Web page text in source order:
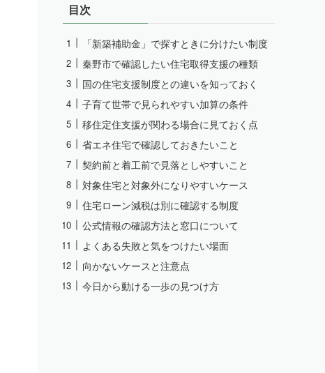
目次
「新築補助金」で探すときに分けたい制度
秦野市で確認したい住宅取得支援の種類
国の住宅支援制度との違いを知っておく
子育て世帯で見られやすい加算の条件
移住定住支援が関わる場合に見ておく点
省エネ住宅で確認しておきたいこと
契約前と着工前で見落としやすいこと
対象住宅と対象外になりやすいケース
住宅ローン減税は別に確認する制度
公式情報の確認方法と窓口について
よくある失敗と気をつけたい場面
向かないケースと注意点
今日から動ける一歩の見つけ方